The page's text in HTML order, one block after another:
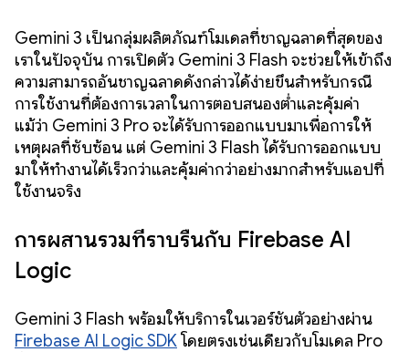
Gemini 3 เป็นกลุ่มผลิตภัณฑ์โมเดลที่ชาญฉลาดที่สุดของ
เราในปัจจุบัน การเปิดตัว Gemini 3 Flash จะช่วยให้เข้าถึง
ความสามารถอันชาญฉลาดดังกล่าวได้ง่ายขึ้นสำหรับกรณี
การใช้งานที่ต้องการเวลาในการตอบสนองต่ำและคุ้มค่า
แม้ว่า Gemini 3 Pro จะได้รับการออกแบบมาเพื่อการให้
เหตุผลที่ซับซ้อน แต่ Gemini 3 Flash ได้รับการออกแบบ
มาให้ทำงานได้เร็วกว่าและคุ้มค่ากว่าอย่างมากสำหรับแอปที่
ใช้งานจริง
การผสานรวมที่ราบรื่นกับ Firebase AI
Logic
Gemini 3 Flash พร้อมให้บริการในเวอร์ชันตัวอย่างผ่าน
Firebase AI Logic SDKโดยตรงเช่นเดียวกับโมเดล Pro